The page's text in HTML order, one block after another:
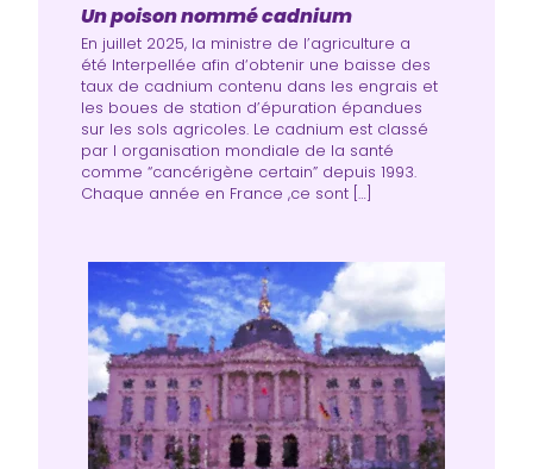
Un poison nommé cadnium
En juillet 2025, la ministre de l’agriculture a
été Interpellée afin d‘obtenir une baisse des
taux de cadnium contenu dans les engrais et
les boues de station d’épuration épandues
sur les sols agricoles. Le cadnium est classé
par l organisation mondiale de la santé
comme “cancérigène certain” depuis 1993.
Chaque année en France ,ce sont […]